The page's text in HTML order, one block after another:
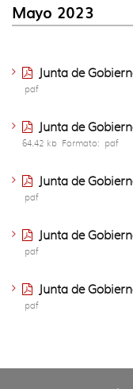
Mayo 2023
Junta de
pdf
Junta de
64.42 kb Formato: pdf
Junta de
pdf
Junta de
pdf
Junta de
pdf